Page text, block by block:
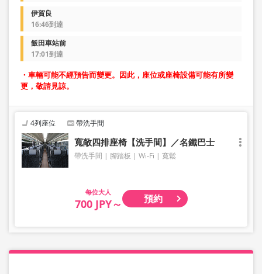
伊賀良
16:46到達
飯田車站前
17:01到達
・車輛可能不經預告而變更。因此，座位或座椅設備可能有所變
更，敬請見諒。
4列座位 帶洗手間
寬敞四排座椅【洗手間】／名鐵巴士
帶洗手間 腳踏板 Wi-Fi 寬鬆
大人
700 JPY～ 預約